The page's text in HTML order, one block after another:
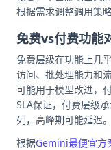
根据需求调整调用策略
免费vs付费功能
免费层级在功能上几
访问、批处理能力和
可能用于模型改进，
SLA保证，付费层级
列，高峰期可能延迟。
根据Gemini最便宜方